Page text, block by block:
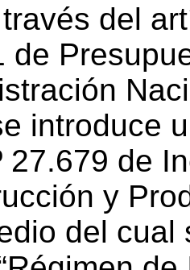
del
de
introduce
27.679 de
y
del cual